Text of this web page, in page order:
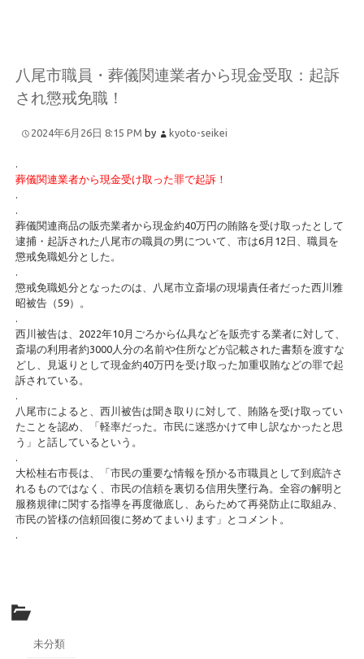
八尾市職員・葬儀関連業者から現金受取：起訴
され懲戒免職！
2024年6月26日 8:15 PM by kyoto-seikei
.
葬儀関連業者から現金受け取った罪で起訴！
.
.
葬儀関連商品の販売業者から現金約40万円の賄賂を受け取ったとして
逮捕・起訴された八尾市の職員の男について、市は6月12日、職員を
懲戒免職処分とした。
.
懲戒免職処分となったのは、八尾市立斎場の現場責任者だった西川雅
昭被告（59）。
.
西川被告は、2022年10月ごろから仏具などを販売する業者に対して、
斎場の利用者約3000人分の名前や住所などが記載された書類を渡すな
どし、見返りとして現金約40万円を受け取った加重収賄などの罪で起
訴されている。
.
八尾市によると、西川被告は聞き取りに対して、賄賂を受け取ってい
たことを認め、「軽率だった。市民に迷惑かけて申し訳なかったと思
う」と話しているという。
.
大松桂右市長は、「市民の重要な情報を預かる市職員として到底許さ
れるものではなく、市民の信頼を裏切る信用失墜行為。全容の解明と
服務規律に関する指導を再度徹底し、あらためて再発防止に取組み、
市民の皆様の信頼回復に努めてまいります」とコメント。
.
未分類